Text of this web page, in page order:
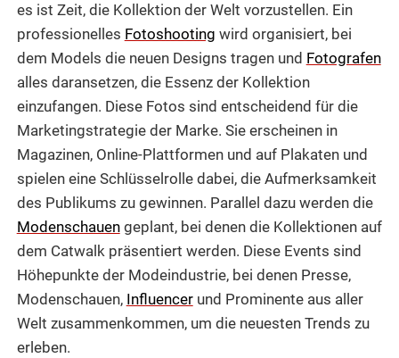
es ist Zeit, die Kollektion der Welt vorzustellen. Ein
professionelles Fotoshooting wird organisiert, bei
dem Models die neuen Designs tragen und Fotografen
alles daransetzen, die Essenz der Kollektion
einzufangen. Diese Fotos sind entscheidend für die
Marketingstrategie der Marke. Sie erscheinen in
Magazinen, Online-Plattformen und auf Plakaten und
spielen eine Schlüsselrolle dabei, die Aufmerksamkeit
des Publikums zu gewinnen. Parallel dazu werden die
Modenschauengeplant, bei denen die Kollektionen auf
dem Catwalk präsentiert werden. Diese Events sind
Höhepunkte der Modeindustrie, bei denen Presse,
Modenschauen, Influencerund Prominente aus aller
Welt zusammenkommen, um die neuesten Trends zu
erleben.